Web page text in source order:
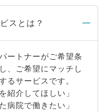
スとは？
ートナーがご希望条
、ご希望にマッチし
るサービスです。
紹介してほしい」
病院で働きたい」